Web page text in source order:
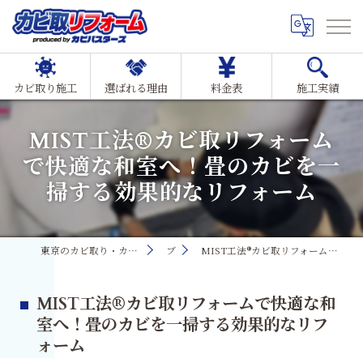
カビ取り施工 選ばれる理由 料金表 施工実績
MIST工法®カビ取リフォーム
で快適な和室へ！畳のカビを一
掃する効果的なリフォーム
東京のカビ取り・カビ対策ならMIST工法®カビ取リフォーム ブログ MIST工法®カビ取リフォームで快適な和室へ！畳のカビを一掃する効果的なリフォーム
MIST工法®カビ取リフォームで快適な和
室へ！畳のカビを一掃する効果的なリフ
ォーム